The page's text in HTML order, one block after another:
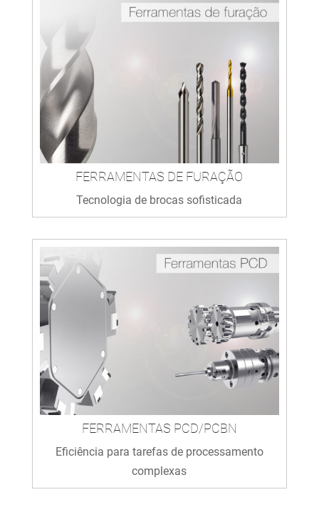
FERRAMENTAS DE FURAÇÃO
Tecnologia de brocas sofisticada
FERRAMENTAS PCD/PCBN
Eficiência para tarefas de processamento
complexas